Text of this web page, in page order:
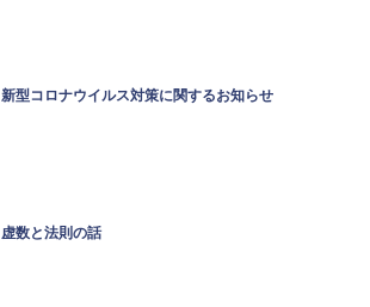
新型コロナウイルス対策に関するお知らせ
虚数と法則の話